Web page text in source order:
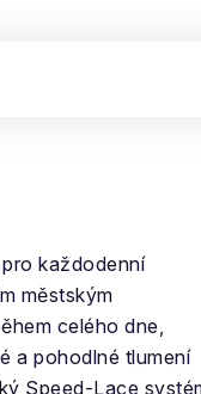
každodenní
městským
celého dne,
a pohodlné tlumení
Speed-Lace